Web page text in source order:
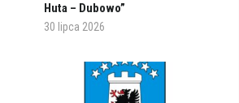
Huta – Dubowo”
30 lipca 2026